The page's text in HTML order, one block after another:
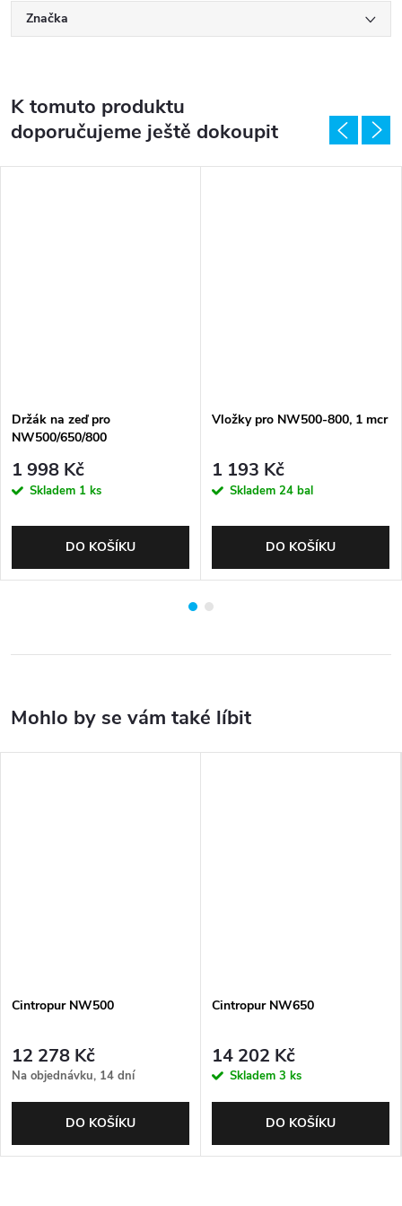
Značka
K tomuto produktu
doporučujeme ještě dokoupit
Držák na zeď pro
NW500/650/800
1 998 Kč
Skladem 1 ks
DO KOŠÍKU
Vložky pro NW500-800, 1 mcr
1 193 Kč
Skladem 24 bal
DO KOŠÍKU
Cintropur NW500
12 278 Kč
Na objednávku, 14 dní
DO KOŠÍKU
Cintropur NW650
14 202 Kč
Skladem 3 ks
DO KOŠÍKU